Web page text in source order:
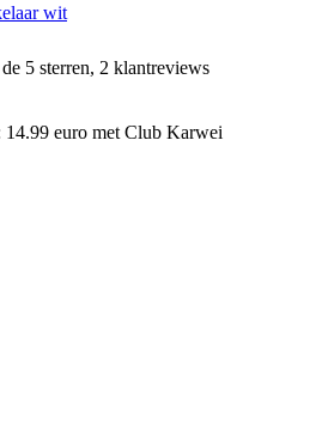
wit
5 sterren, 2 klantreviews
euro met Club Karwei